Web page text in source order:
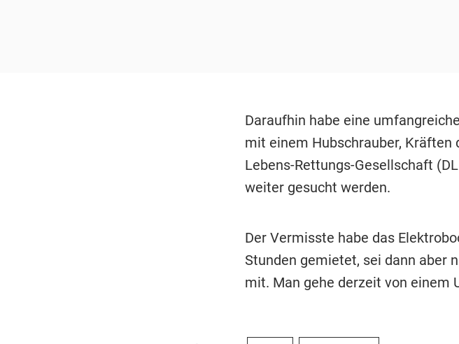
Daraufhin habe eine
mit einem Hubschrauber, Kräften
Lebens-Rettungs-Gesellschaft
weiter gesucht werden.
Der Vermisste habe das
Stunden gemietet, sei dann aber
mit. Man gehe derzeit von einem